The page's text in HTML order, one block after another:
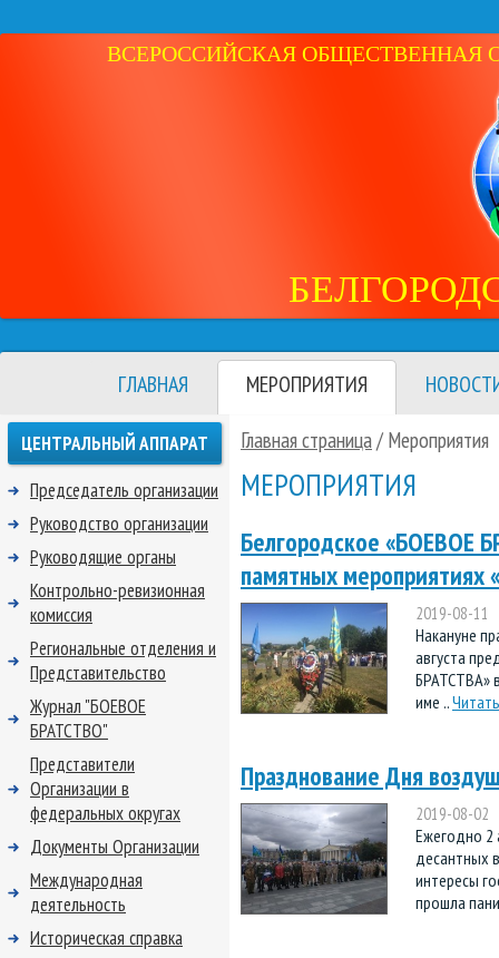
ВСЕРОССИЙСКАЯ ОБЩЕСТВЕННАЯ
ГЛАВНАЯ МЕРОПРИЯТИЯ
Главная страница/ Мероприятия
МЕРОПРИЯТИЯ
Белгородское «БОЕВОЕ
памятных мероприятиях
2019-08-11
Накануне
августа
БРАТСТВА»
име ..
Празднование Дня
2019-08-02
Ежегодно 2
десантных
интересы
прошла
ЦЕНТРАЛЬНЫЙ АППАРАТ
Председатель организации
Руководство организации
Руководящие органы
Контрольно-ревизионная
комиссия
Региональные отделения и
Представительство
Журнал "БОЕВОЕ
БРАТСТВО"
Представители
Организации в
федеральных округах
Документы Организации
Международная
деятельность
Историческая справка